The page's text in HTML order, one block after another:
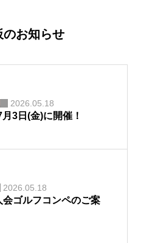
のお知らせ
2026.05.18
3日(金)に開催！
2026.05.18
会ゴルフコンペのご案